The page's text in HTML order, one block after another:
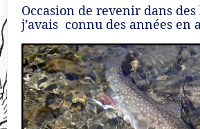
Occasion de revenir dans
j’avais connu des années en